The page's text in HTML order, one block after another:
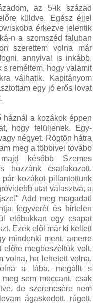
az 5-ik század
küldve. Egész éjjel
érkezve jelentik
n a szomszéd faluban
szerettem volna már
annyival is inkább,
s reméltem, hogy valamit
válhatik. Kapitányom
egy jó erős lovat
háznál a kozákok éppen
hogy felüljenek. Egy-
négyet. Rögtön hátra
meg a többivel tovább
később Szemes
hozzánk csatlakozott.
kozákot pillantottunk
utat választva, a
Add meg magadat!
fegyverét és hirtelen
előbukkan egy csapat
Ezek elől már ki kellett
mindenki ment, amerre
előre megbeszéltük volt,
volna, ha lehetett volna.
a lába, megállt s
meg sem moccant, csak
de szerencsére nem
ágaskodott, rúgott,